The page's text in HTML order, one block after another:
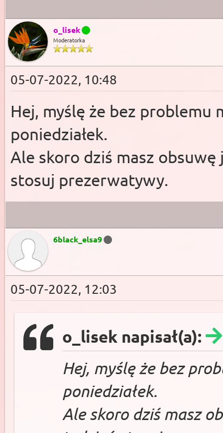
o_lisek
Moderatorka
05-07-2022, 10:48
Hej, myślę że bez problemu
poniedziałek.
Ale skoro dziś masz
stosuj prezerwatywy.
6black_elsa9
05-07-2022, 12:03
o_lisek napisał(a):
Hej, myślę że bez
poniedziałek.
Ale skoro dziś masz